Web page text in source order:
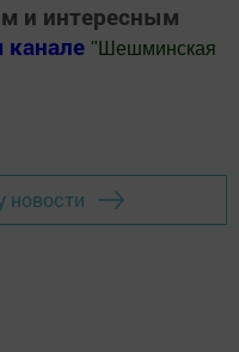
и интересным
канале " Шешминская
новости